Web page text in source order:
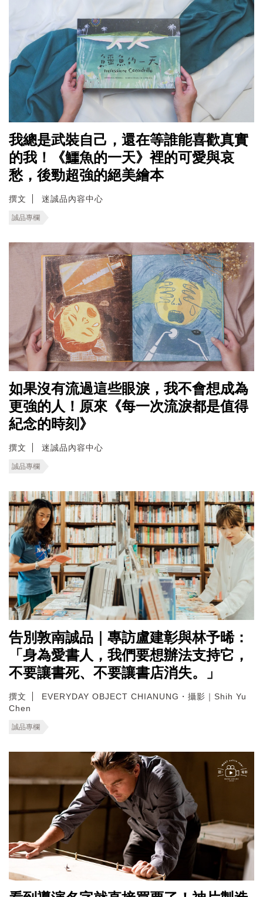
我總是武裝自己，還在等誰能喜歡真實
的我！《鱷魚的一天》裡的可愛與哀
愁，後勁超強的絕美繪本
撰文 迷誠品內容中心
誠品專欄
如果沒有流過這些眼淚，我不會想成為
更強的人！原來《每一次流淚都是值得
紀念的時刻》
撰文 迷誠品內容中心
誠品專欄
告別敦南誠品｜專訪盧建彰與林予晞：
「身為愛書人，我們要想辦法支持它，
不要讓書死、不要讓書店消失。」
撰文
EVERYDAY OBJECT CHIANUNG・攝影｜Shih Yu
Chen
誠品專欄